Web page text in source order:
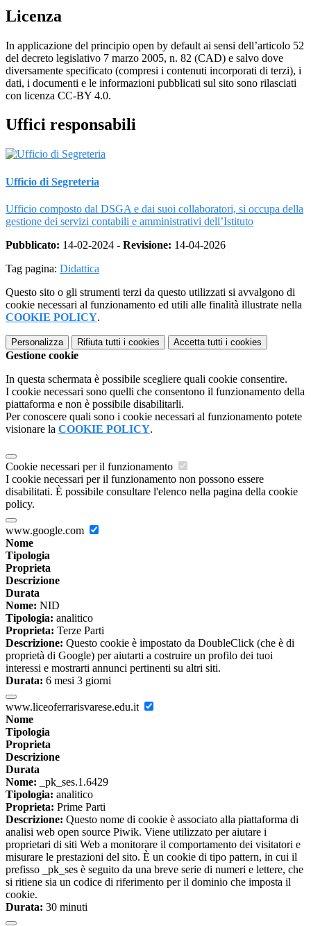
Licenza
In applicazione del principio open by default ai sensi dell’articolo 52
del decreto legislativo 7 marzo 2005, n. 82 (CAD) e salvo dove
diversamente specificato (compresi i contenuti incorporati di terzi), i
dati, i documenti e le informazioni pubblicati sul sito sono rilasciati
con licenza CC-BY 4.0.
Uffici responsabili
Ufficio di Segreteria
Ufficio composto dal DSGA e dai suoi collaboratori, si occupa della
gestione dei servizi contabili e amministrativi dell’Istituto
Pubblicato: 14-02-2024 - Revisione: 14-04-2026
Tag pagina: Didattica
Questo sito o gli strumenti terzi da questo utilizzati si avvalgono di
cookie necessari al funzionamento ed utili alle finalità illustrate nella
COOKIE POLICY.
Personalizza Rifiuta tutti i cookies Accetta tutti i cookies
Gestione cookie
In questa schermata è possibile scegliere quali cookie consentire.
I cookie necessari sono quelli che consentono il funzionamento della
piattaforma e non è possibile disabilitarli.
Per conoscere quali sono i cookie necessari al funzionamento potete
visionare la COOKIE POLICY.
Cookie necessari per il funzionamento
I cookie necessari per il funzionamento non possono essere
disabilitati. È possibile consultare l'elenco nella pagina della cookie
policy.
www.google.com
Nome
Tipologia
Proprieta
Descrizione
Durata
Nome: NID
Tipologia: analitico
Proprieta: Terze Parti
Descrizione: Questo cookie è impostato da DoubleClick (che è di
proprietà di Google) per aiutarti a costruire un profilo dei tuoi
interessi e mostrarti annunci pertinenti su altri siti.
Durata: 6 mesi 3 giorni
www.liceoferrarisvarese.edu.it
Nome
Tipologia
Proprieta
Descrizione
Durata
Nome: _pk_ses.1.6429
Tipologia: analitico
Proprieta: Prime Parti
Descrizione: Questo nome di cookie è associato alla piattaforma di
analisi web open source Piwik. Viene utilizzato per aiutare i
proprietari di siti Web a monitorare il comportamento dei visitatori e
misurare le prestazioni del sito. È un cookie di tipo pattern, in cui il
prefisso _pk_ses è seguito da una breve serie di numeri e lettere, che
si ritiene sia un codice di riferimento per il dominio che imposta il
cookie.
Durata: 30 minuti